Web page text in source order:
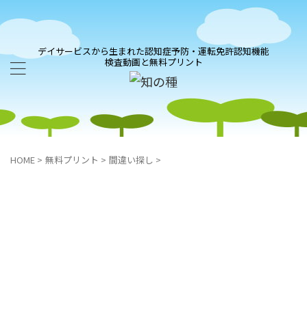
デイサービスから生まれた認知症予防・運転免許認知機能
検査動画と無料プリント
HOME > 無料プリント > 間違い探し >